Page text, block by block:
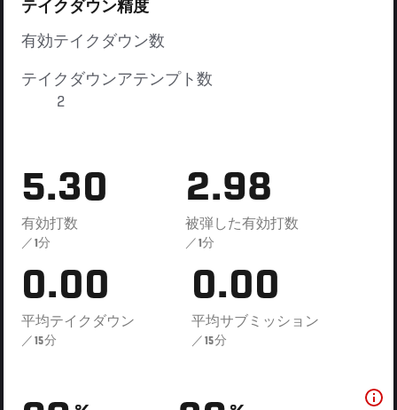
テイクダウン精度
有効テイクダウン数
テイクダウンアテンプト数
2
5.30
有効打数
／1分
2.98
被弾した有効打数
／1分
0.00
平均テイクダウン
／15分
0.00
平均サブミッション
／15分